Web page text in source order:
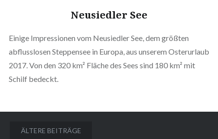
Neusiedler See
Einige Impressionen vom Neusiedler See, dem größten
abflusslosen Steppensee in Europa, aus unserem Osterurlaub
2017. Von den 320 km² Fläche des Sees sind 180 km² mit
Schilf bedeckt.
Beitragsnavigation
ÄLTERE BEITRÄGE